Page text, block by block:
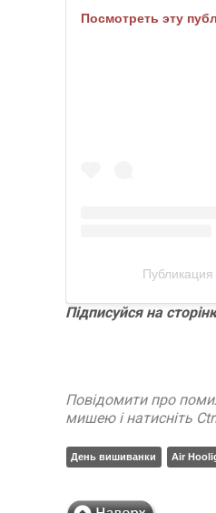
Посмотреть эту
Підписуйсяна
Повідомити про
мишею і натисніть
День вишиванки Air